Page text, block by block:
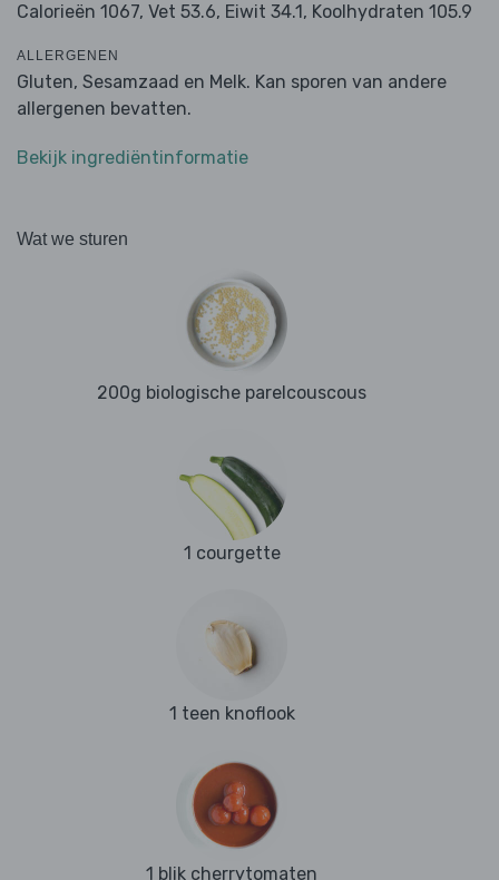
Calorieën 1067, Vet 53.6, Eiwit 34.1, Koolhydraten 105.9
ALLERGENEN
Gluten, Sesamzaad en Melk. Kan sporen van andere
allergenen bevatten.
Bekijk ingrediëntinformatie
Wat we sturen
200g biologische parelcouscous
1 courgette
1 teen knoflook
1 blik cherrytomaten